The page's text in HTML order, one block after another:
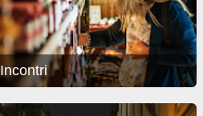
Incontri